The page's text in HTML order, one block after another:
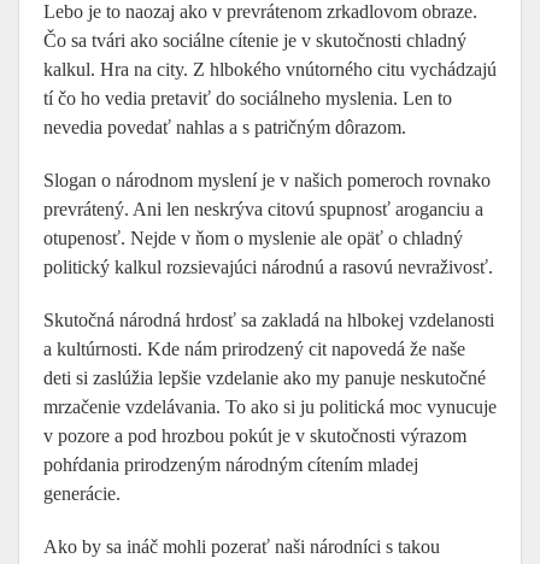
Lebo je to naozaj ako v prevrátenom zrkadlovom obraze.
Čo sa tvári ako sociálne cítenie je v skutočnosti chladný
kalkul. Hra na city. Z hlbokého vnútorného citu vychádzajú
tí čo ho vedia pretaviť do sociálneho myslenia. Len to
nevedia povedať nahlas a s patričným dôrazom.
Slogan o národnom myslení je v našich pomeroch rovnako
prevrátený. Ani len neskrýva citovú spupnosť aroganciu a
otupenosť. Nejde v ňom o myslenie ale opäť o chladný
politický kalkul rozsievajúci národnú a rasovú nevraživosť.
Skutočná národná hrdosť sa zakladá na hlbokej vzdelanosti
a kultúrnosti. Kde nám prirodzený cit napovedá že naše
deti si zaslúžia lepšie vzdelanie ako my panuje neskutočné
mrzačenie vzdelávania. To ako si ju politická moc vynucuje
v pozore a pod hrozbou pokút je v skutočnosti výrazom
pohŕdania prirodzeným národným cítením mladej
generácie.
Ako by sa ináč mohli pozerať naši národníci s takou